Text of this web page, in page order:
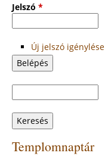
Jelszó *
Új jelszó igénylése
Keresés
űrlap
Templomnaptár